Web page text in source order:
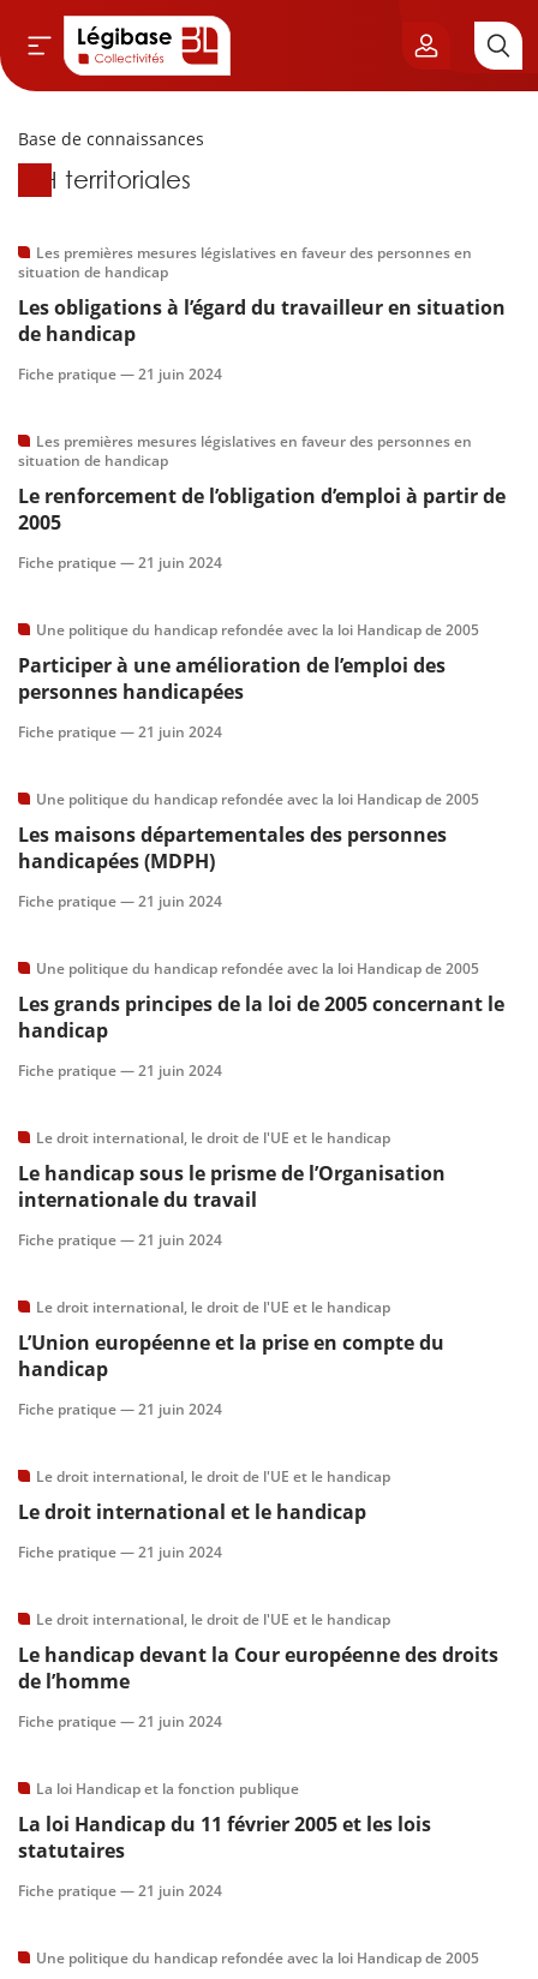
& Cimetières
& Élu local
Finances locales
publique
Base de connaissances
Base de connaissances
RH territoriales
Les premières mesures législatives en faveur des personnes en
situation de handicap
Les obligations à l’égard du travailleur en situation
de handicap
Fiche pratique —21 juin 2024
Les premières mesures législatives en faveur des personnes en
situation de handicap
Le renforcement de l’obligation d’emploi à partir de
2005
Fiche pratique —21 juin 2024
Une politique du handicap refondée avec la loi Handicap de 2005
Participer à une amélioration de l’emploi des
personnes handicapées
Fiche pratique —21 juin 2024
Une politique du handicap refondée avec la loi Handicap de 2005
Les maisons départementales des personnes
handicapées (MDPH)
Fiche pratique —21 juin 2024
Une politique du handicap refondée avec la loi Handicap de 2005
Les grands principes de la loi de 2005 concernant le
handicap
Fiche pratique —21 juin 2024
Le droit international, le droit de l'UE et le handicap
Le handicap sous le prisme de l’Organisation
internationale du travail
Fiche pratique —21 juin 2024
Le droit international, le droit de l'UE et le handicap
L’Union européenne et la prise en compte du
handicap
Fiche pratique —21 juin 2024
Le droit international, le droit de l'UE et le handicap
Le droit international et le handicap
Fiche pratique —21 juin 2024
Le droit international, le droit de l'UE et le handicap
Le handicap devant la Cour européenne des droits
de l’homme
Fiche pratique —21 juin 2024
La loi Handicap et la fonction publique
La loi Handicap du 11 février 2005 et les lois
statutaires
Fiche pratique —21 juin 2024
Une politique du handicap refondée avec la loi Handicap de 2005